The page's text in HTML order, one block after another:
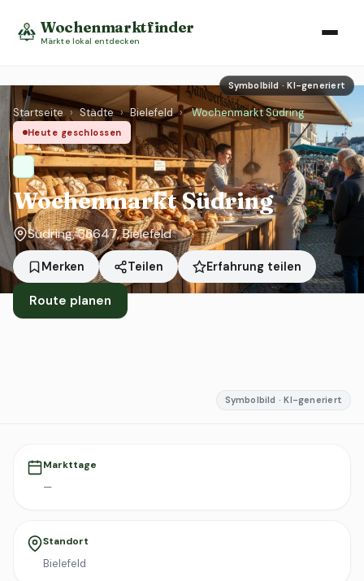
Wochenmarktfinder
Märkte lokal entdecken
Symbolbild · KI-generiert
Startseite › Städte › Bielefeld › Wochenmarkt Südring
Heute geschlossen
Wochenmarkt Südring
Südring, 33647, Bielefeld
Merken Teilen Erfahrung teilen
Route planen
Symbolbild · KI-generiert
Markttage
—
Standort
Bielefeld